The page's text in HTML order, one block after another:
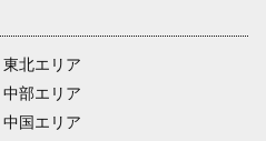
東北エリア
中部エリア
中国エリア